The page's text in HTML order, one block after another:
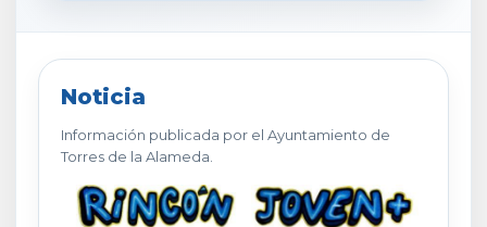
Noticia
Información publicada por el Ayuntamiento de
Torres de la Alameda.